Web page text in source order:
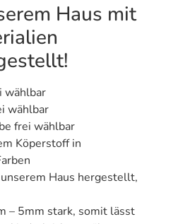
Haus mit
wählbar
wählbar
frei wählbar
Köperstoff in
Haus hergestellt,
– 5mm stark, somit lässt